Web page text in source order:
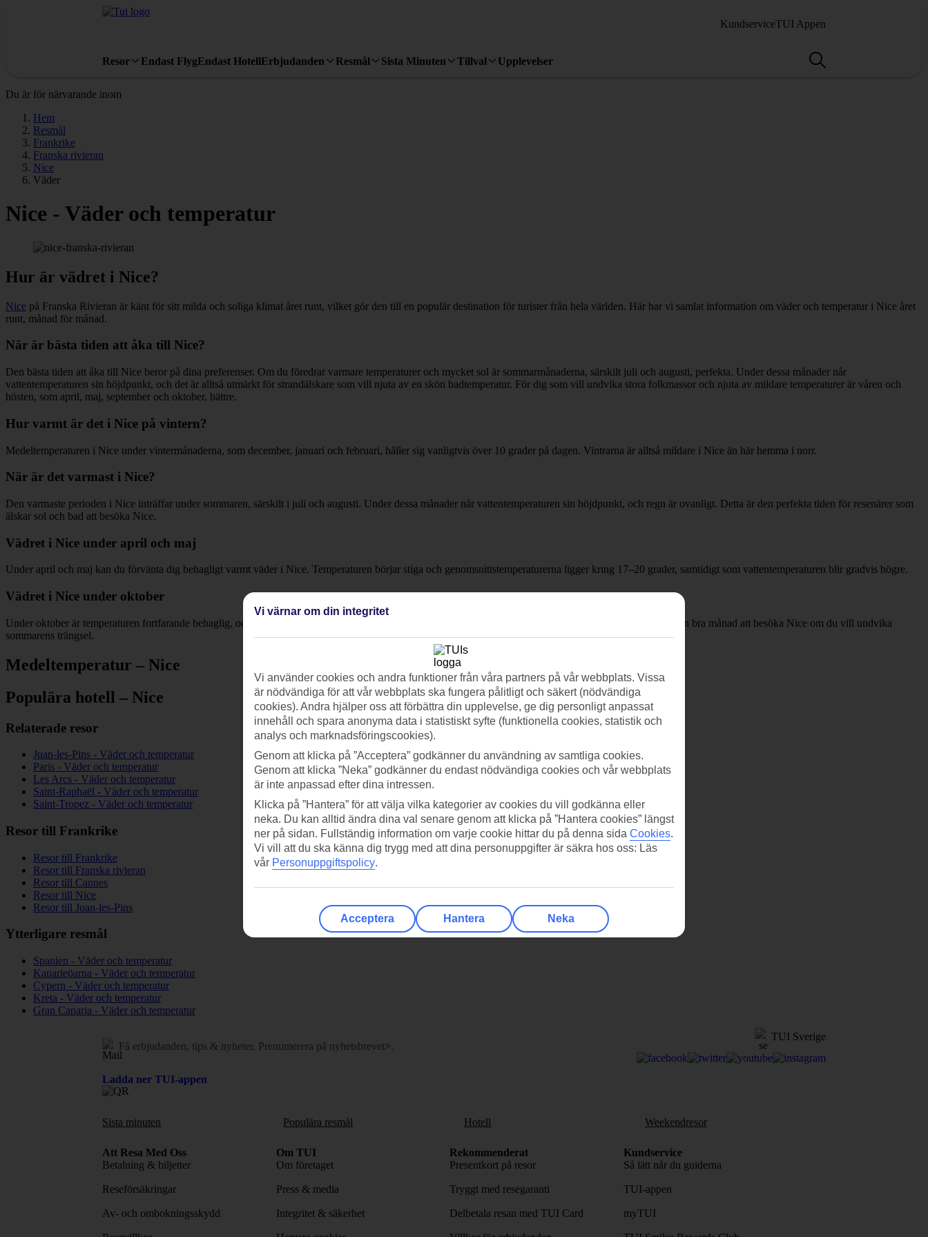
KundserviceTUI Appen
Resor Endast FlygEndast HotellErbjudanden Resmål Sista Minuten Tillval Upplevelser
Du är för närvarande inom
Hem
Resmål
Frankrike
Franska rivieran
Nice
Väder
Nice - Väder och temperatur
Hur är vädret i Nice?
Nice på Franska Rivieran är känt för sitt milda och soliga klimat året runt, vilket gör den till en populär destination för turister från hela världen. Här har vi samlat information om väder och temperatur i Nice året
runt, månad för månad.
När är bästa tiden att åka till Nice?
Den bästa tiden att åka till Nice beror på dina preferenser. Om du föredrar varmare temperaturer och mycket sol är sommarmånaderna, särskilt juli och augusti, perfekta. Under dessa månader når
vattentemperaturen sin höjdpunkt, och det är alltså utmärkt för strandälskare som vill njuta av en skön badtemperatur. För dig som vill undvika stora folkmassor och njuta av mildare temperaturer är våren och
hösten, som april, maj, september och oktober, bättre.
Hur varmt är det i Nice på vintern?
Medeltemperaturen i Nice under vintermånaderna, som december, januari och februari, håller sig vanligtvis över 10 grader på dagen. Vintrarna är alltså mildare i Nice än här hemma i norr.
När är det varmast i Nice?
Den varmaste perioden i Nice inträffar under sommaren, särskilt i juli och augusti. Under dessa månader når vattentemperaturen sin höjdpunkt, och regn är ovanligt. Detta är den perfekta tiden för resenärer som
älskar sol och bad att besöka Nice.
Vädret i Nice under april och maj
Under april och maj kan du förvänta dig behagligt varmt väder i Nice. Temperaturen börjar stiga och genomsnittstemperaturerna ligger kring 17–20 grader, samtidigt som vattentemperaturen blir gradvis högre.
Vädret i Nice under oktober
Under oktober är temperaturen fortfarande behaglig, och du kan njuta av det milda klimatet medan du utforskar staden och dess omgivningar. Det är också en bra månad att besöka Nice om du vill undvika
sommarens trängsel.
Medeltemperatur – Nice
Populära hotell – Nice
Relaterade resor
Juan-les-Pins - Väder och temperatur
Paris - Väder och temperatur
Les Arcs - Väder och temperatur
Saint-Raphaël - Väder och temperatur
Saint-Tropez - Väder och temperatur
Resor till Frankrike
Resor till Frankrike
Resor till Franska rivieran
Resor till Cannes
Resor till Nice
Resor till Juan-les-Pins
Ytterligare resmål
Spanien - Väder och temperatur
Kanarieöarna - Väder och temperatur
Cypern - Väder och temperatur
Kreta - Väder och temperatur
Gran Canaria - Väder och temperatur
Få erbjudanden, tips & nyheter. Prenumerera på nyhetsbrevet>.
TUI Sverige
Ladda ner TUI-appen
Sista minuten Populära resmål Hotell Weekendresor
Att Resa Med Oss
Betalning & biljetter
Reseförsäkringar
Av- och ombokningsskydd
Om TUI
Om företaget
Press & media
Integritet & säkerhet
Rekommenderat
Presentkort på resor
Tryggt med resegaranti
Delbetala resan med TUI Card
Kundservice
Så lätt når du guiderna
TUI-appen
myTUI
Vi värnar om din integritet
Vi använder cookies och andra funktioner från våra partners på vår webbplats. Vissa
är nödvändiga för att vår webbplats ska fungera pålitligt och säkert (nödvändiga
cookies). Andra hjälper oss att förbättra din upplevelse, ge dig personligt anpassat
innehåll och spara anonyma data i statistiskt syfte (funktionella cookies, statistik och
analys och marknadsföringscookies).
Genom att klicka på ”Acceptera” godkänner du användning av samtliga cookies.
Genom att klicka ”Neka” godkänner du endast nödvändiga cookies och vår webbplats
är inte anpassad efter dina intressen.
Klicka på ”Hantera” för att välja vilka kategorier av cookies du vill godkänna eller
neka. Du kan alltid ändra dina val senare genom att klicka på ”Hantera cookies” längst
ner på sidan. Fullständig information om varje cookie hittar du på denna sida Cookies.
Vi vill att du ska känna dig trygg med att dina personuppgifter är säkra hos oss: Läs
vår Personuppgiftspolicy.
Acceptera Hantera Neka